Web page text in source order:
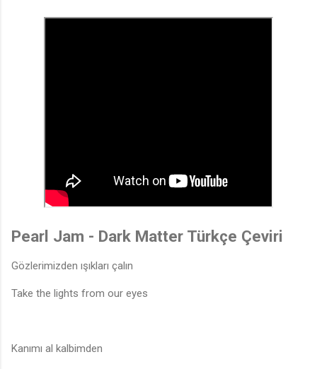
Pearl Jam - Dark Matter Türkçe Çeviri
Gözlerimizden ışıkları çalın
Take the lights from our eyes
Kanımı al kalbimden